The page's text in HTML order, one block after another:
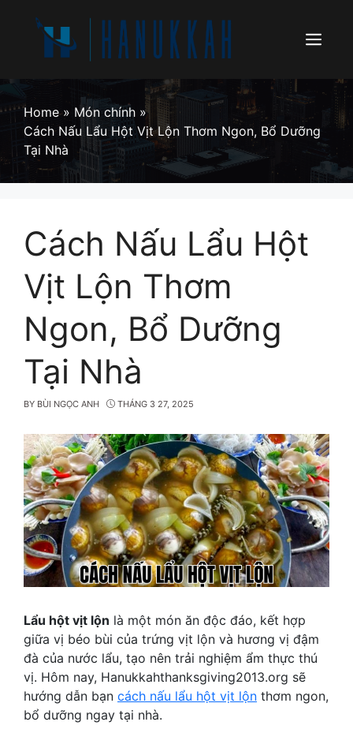
Menu
Home » Món chính »
Cách Nấu Lẩu Hột Vịt Lộn Thơm Ngon, Bổ Dưỡng
Tại Nhà
Cách Nấu Lẩu Hột
Vịt Lộn Thơm
Ngon, Bổ Dưỡng
Tại Nhà
BY BÙI NGỌC ANH THÁNG 3 27, 2025
Lẩu hột vịt lộn là một món ăn độc đáo, kết hợp
giữa vị béo bùi của trứng vịt lộn và hương vị đậm
đà của nước lẩu, tạo nên trải nghiệm ẩm thực thú
vị. Hôm nay, Hanukkahthanksgiving2013.org sẽ
hướng dẫn bạn cách nấu lẩu hột vịt lộn thơm ngon,
bổ dưỡng ngay tại nhà.